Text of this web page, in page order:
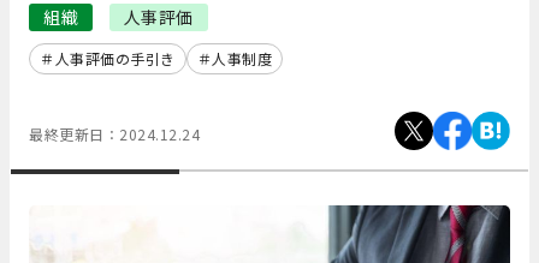
組織 人事評価
人事評価の手引き 人事制度
最終更新日： 2024.12.24